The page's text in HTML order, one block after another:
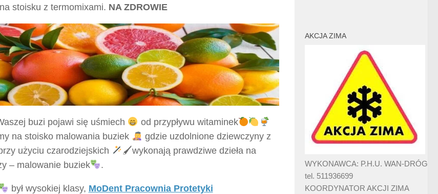
stoisku z termomixami. NA ZDROWIE
buzi pojawi się uśmiech
od przypływu witaminek
na stoisko malowania buziek
gdzie uzdolnione dziewczyny z
użyciu czarodziejskich
🖌wykonają prawdziwe dzieła na
– malowanie buziek
.
był wysokiej klasy, MoDent Pracownia Protetyki
AKCJA ZIMA
WYKONAWCA: P.H.U. WAN-DRÓG
tel. 511936699
KOORDYNATOR AKCJI ZIMA